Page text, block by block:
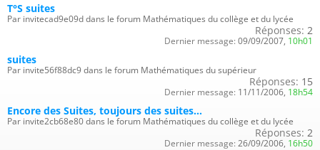
T°S suites
Par invitecad9e09d dans le forum Mathématiques du collège et du lycée
Réponses: 2
Dernier message: 09/09/2007, 10h01
suites
Par invite56f88dc9 dans le forum Mathématiques du supérieur
Réponses: 15
Dernier message: 11/11/2006, 18h54
Encore des Suites, toujours des suites...
Par invite2cb68e80 dans le forum Mathématiques du collège et du lycée
Réponses: 2
Dernier message: 26/09/2006, 16h50